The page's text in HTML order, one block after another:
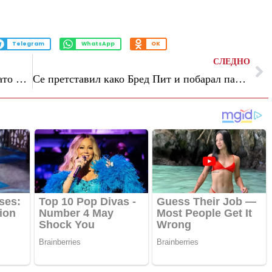
Telegram WhatsApp OK
Северина се пофали со времето поминато на Малдивите, воодушеви со фотографии
СЛЕДНО
Се претставил како Бред Пит и побарал пари за лекување: му уплатила 830.000 евра